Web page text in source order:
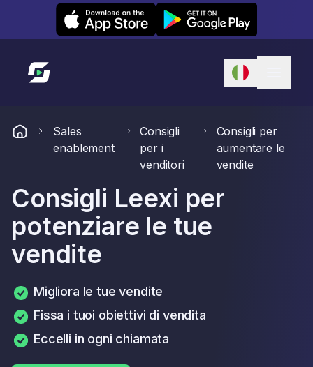
Leexi on iOS Leexi on Android
Link alla homepage
Sales
enablement
Consigli
per i
venditori
Consigli per
aumentare le
vendite
Consigli Leexi per
potenziare le tue
vendite
Migliora le tue vendite
Fissa i tuoi obiettivi di vendita
Eccelli in ogni chiamata